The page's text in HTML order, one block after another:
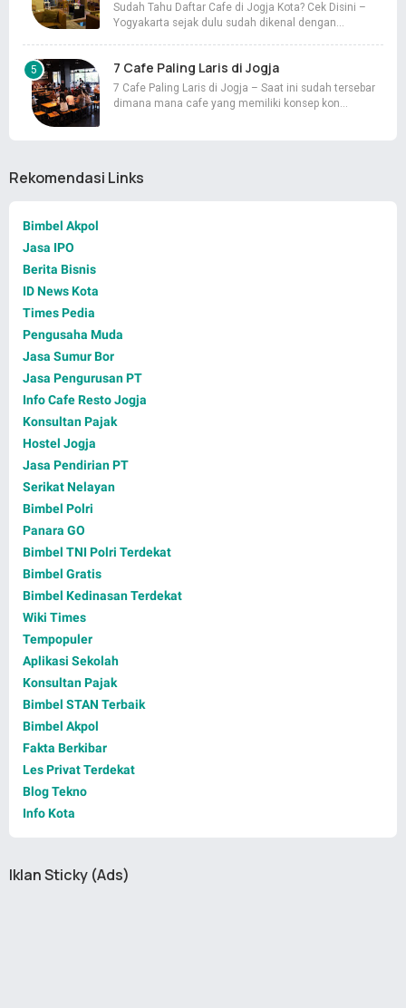
Sudah Tahu Daftar Cafe di Jogja Kota? Cek Disini –
Yogyakarta sejak dulu sudah dikenal dengan…
7 Cafe Paling Laris di Jogja
7 Cafe Paling Laris di Jogja – Saat ini sudah tersebar
dimana mana cafe yang memiliki konsep kon…
Rekomendasi Links
Bimbel Akpol
Jasa IPO
Berita Bisnis
ID News Kota
Times Pedia
Pengusaha Muda
Jasa Sumur Bor
Jasa Pengurusan PT
Info Cafe Resto Jogja
Konsultan Pajak
Hostel Jogja
Jasa Pendirian PT
Serikat Nelayan
Bimbel Polri
Panara GO
Bimbel TNI Polri Terdekat
Bimbel Gratis
Bimbel Kedinasan Terdekat
Wiki Times
Tempopuler
Aplikasi Sekolah
Konsultan Pajak
Bimbel STAN Terbaik
Bimbel Akpol
Fakta Berkibar
Les Privat Terdekat
Blog Tekno
Info Kota
Iklan Sticky (Ads)